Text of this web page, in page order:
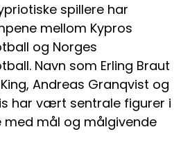
spillere har
mellom Kypros
og Norges
Navn som Erling Braut
Andreas Granqvist og
har vært sentrale figurer i
med mål og målgivende